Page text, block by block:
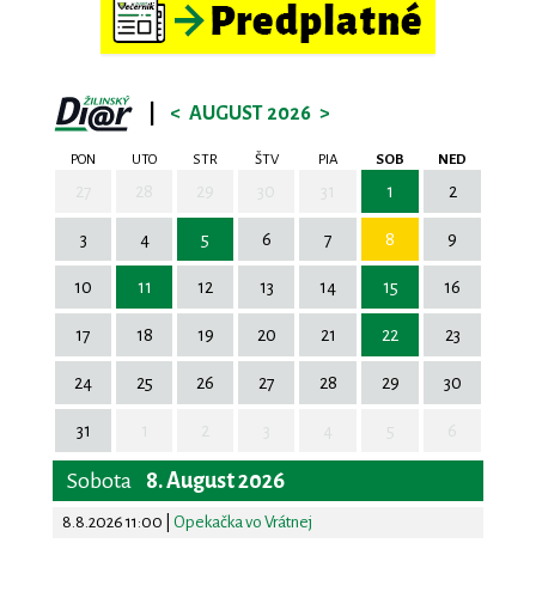
< AUGUST 2026 >
PON UTO STR ŠTV PIA SOB NED
1 2
3 4 5 6 7 8 9
10 11 12 13 14 15 16
17 18 19 20 21 22 23
24 25 26 27 28 29 30
31
Sobota 8. August 2026
8.8.2026 11:00 Opekačka vo Vrátnej